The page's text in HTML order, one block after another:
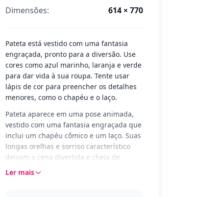
Dimensões: 614 × 770
Pateta está vestido com uma fantasia
engraçada, pronto para a diversão. Use
cores como azul marinho, laranja e verde
para dar vida à sua roupa. Tente usar
lápis de cor para preencher os detalhes
menores, como o chapéu e o laço.
Pateta aparece em uma pose animada,
vestido com uma fantasia engraçada que
inclui um chapéu cômico e um laço. Suas
longas orelhas e sorriso característico
deixam a cena divertida e cheia de
personalidade, perfeita para colorir com
Ler mais